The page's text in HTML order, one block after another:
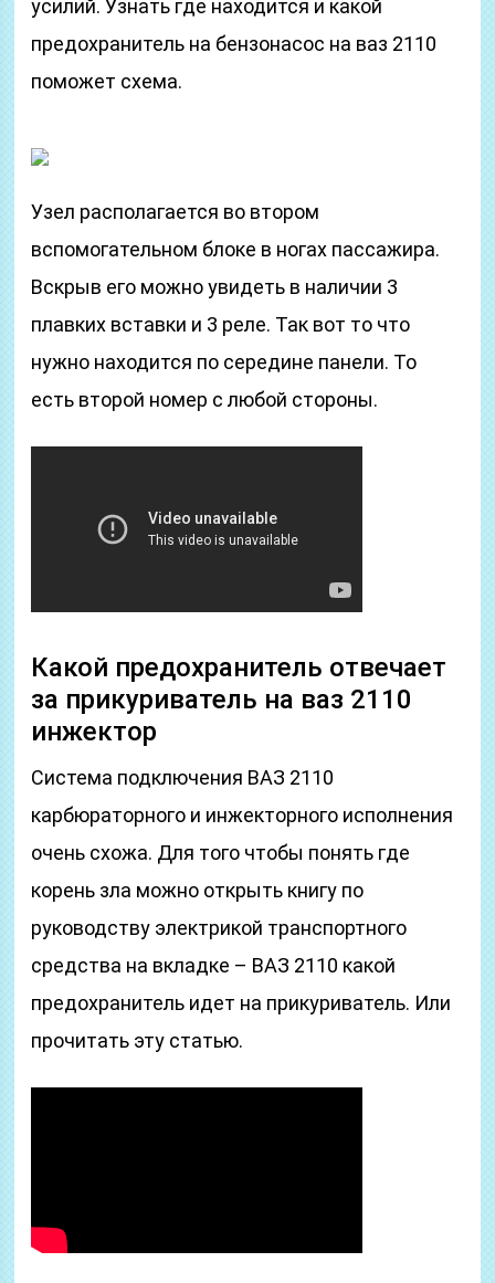
усилий. Узнать где находится и какой
предохранитель на бензонасос на ваз 2110
поможет схема.
Узел располагается во втором
вспомогательном блоке в ногах пассажира.
Вскрыв его можно увидеть в наличии 3
плавких вставки и 3 реле. Так вот то что
нужно находится по середине панели. То
есть второй номер с любой стороны.
Какой предохранитель отвечает
за прикуриватель на ваз 2110
инжектор
Система подключения ВАЗ 2110
карбюраторного и инжекторного исполнения
очень схожа. Для того чтобы понять где
корень зла можно открыть книгу по
руководству электрикой транспортного
средства на вкладке – ВАЗ 2110 какой
предохранитель идет на прикуриватель. Или
прочитать эту статью.